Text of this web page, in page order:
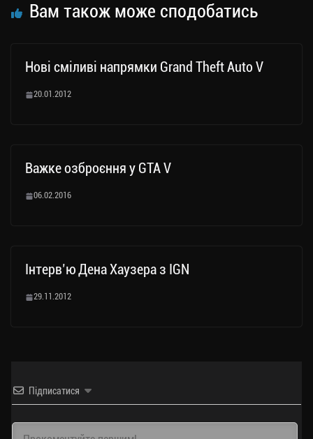
Вам також може сподобатись
Нові сміливі напрямки Grand Theft Auto V
20.01.2012
Важке озброєння у GTA V
06.02.2016
Інтерв’ю Дена Хаузера з IGN
29.11.2012
Підписатися